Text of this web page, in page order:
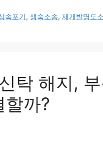
속포기,생숙소송,재개발명도
탁 해지,
까?